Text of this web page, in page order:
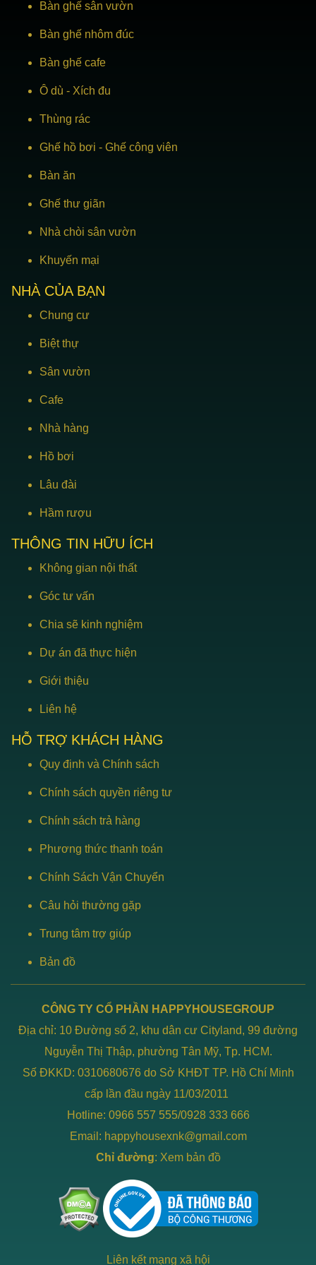
Bàn ghế sân vườn
Bàn ghế nhôm đúc
Bàn ghế cafe
Ô dù - Xích đu
Thùng rác
Ghế hồ bơi - Ghế công viên
Bàn ăn
Ghế thư giãn
Nhà chòi sân vườn
Khuyến mại
NHÀ CỦA BẠN
Chung cư
Biệt thự
Sân vườn
Cafe
Nhà hàng
Hồ bơi
Lâu đài
Hầm rượu
THÔNG TIN HỮU ÍCH
Không gian nội thất
Góc tư vấn
Chia sẽ kinh nghiệm
Dự án đã thực hiện
Giới thiệu
Liên hệ
HỖ TRỢ KHÁCH HÀNG
Quy định và Chính sách
Chính sách quyền riêng tư
Chính sách trả hàng
Phương thức thanh toán
Chính Sách Vận Chuyển
Câu hỏi thường gặp
Trung tâm trợ giúp
Bản đồ
CÔNG TY CỔ PHẦN HAPPYHOUSEGROUP
Địa chỉ: 10 Đường số 2, khu dân cư Cityland, 99 đường
Nguyễn Thị Thập, phường Tân Mỹ, Tp. HCM.
Số ĐKKD: 0310680676 do Sở KHĐT TP. Hồ Chí Minh
cấp lần đầu ngày 11/03/2011
Hotline: 0966 557 555/0928 333 666
Email: happyhousexnk@gmail.com
Chỉ đường: Xem bản đồ
Liên kết mạng xã hội